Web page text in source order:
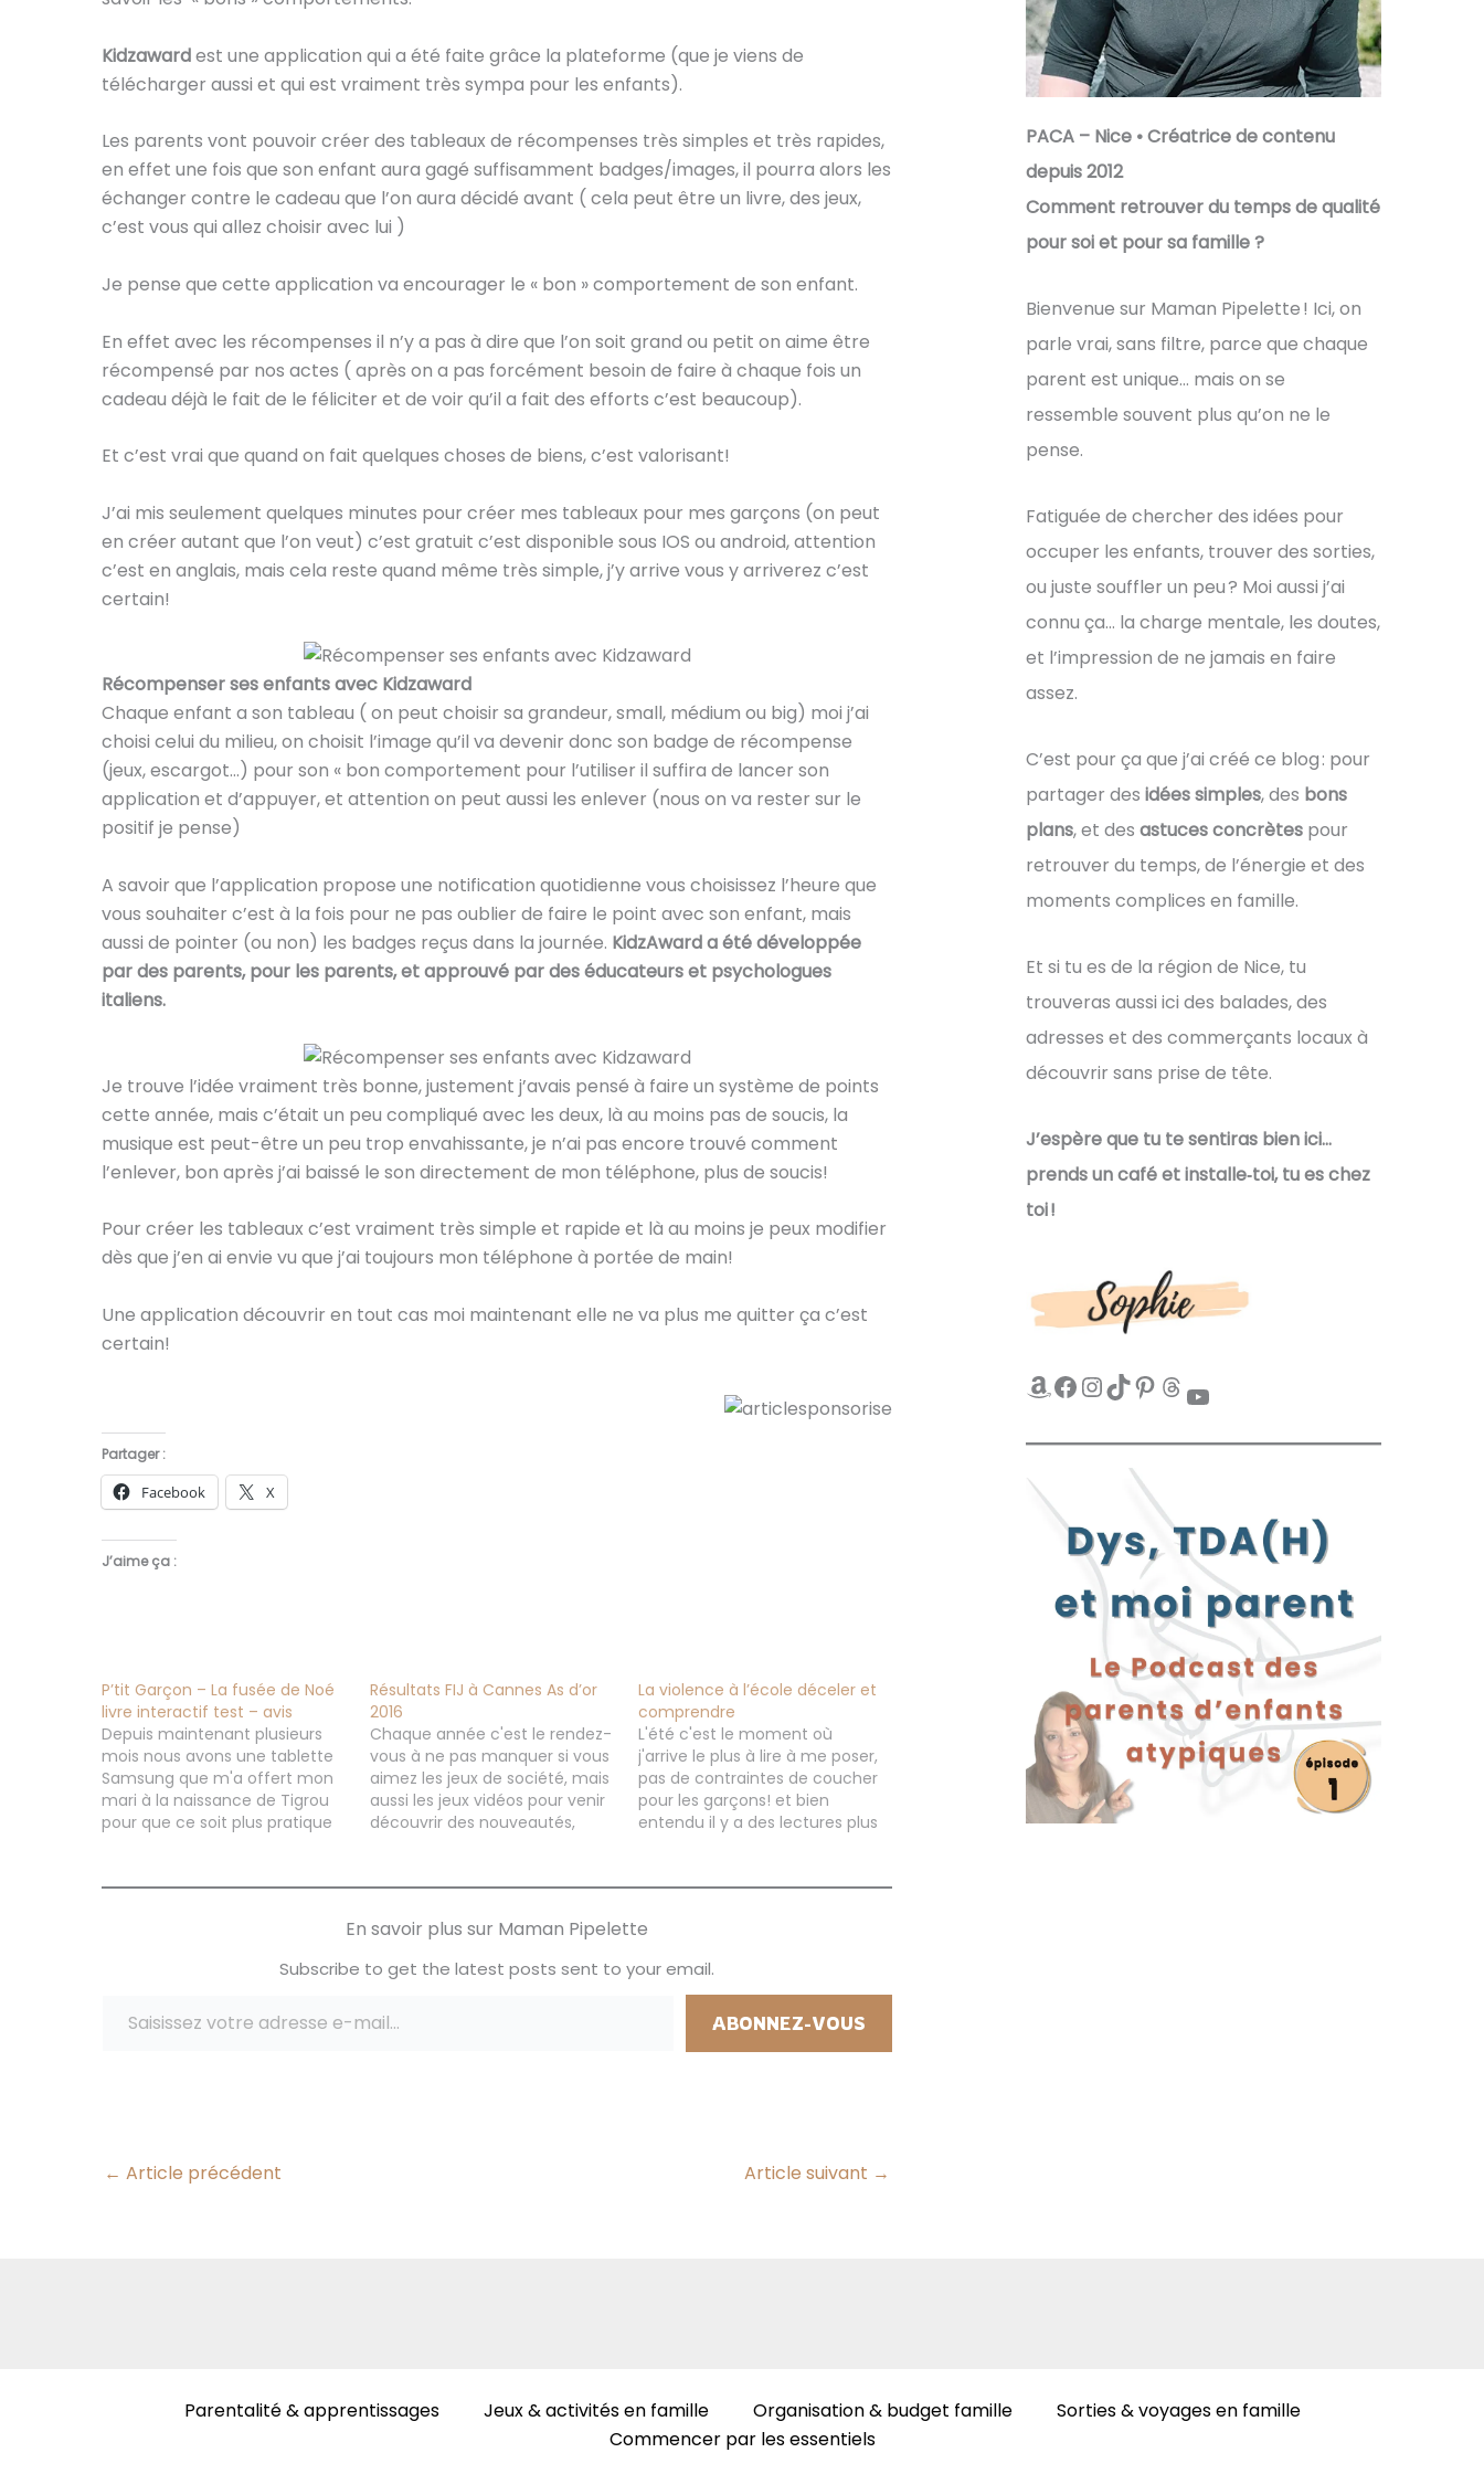
Kidzawardest une application qui a été faite grâce la plateforme (que je viens de
télécharger aussi et qui est vraiment très sympa pour les enfants).
Les parents vont pouvoir créer des tableaux de récompenses très simples et très rapides,
en effet une fois que son enfant aura gagé suffisamment badges/images, il pourra alors les
échanger contre le cadeau que l’on aura décidé avant ( cela peut être un livre, des jeux,
c’est vous qui allez choisir avec lui )
Je pense que cette application va encourager le « bon » comportement de son enfant.
En effet avec les récompenses il n’y a pas à dire que l’on soit grand ou petit on aime être
récompensé par nos actes ( après on a pas forcément besoin de faire à chaque fois un
cadeau déjà le fait de le féliciter et de voir qu’il a fait des efforts c’est beaucoup).
Et c’est vrai que quand on fait quelques choses de biens, c’est valorisant!
J’ai mis seulement quelques minutes pour créer mes tableaux pour mes garçons (on peut
en créer autant que l’on veut) c’est gratuit c’est disponible sous IOS ou android, attention
c’est en anglais, mais cela reste quand même très simple, j’y arrive vous y arriverez c’est
certain!
Récompenser ses enfants avec Kidzaward
Chaque enfant a son tableau ( on peut choisir sa grandeur, small, médium ou big) moi j’ai
choisi celui du milieu, on choisit l’image qu’il va devenir donc son badge de récompense
(jeux, escargot…) pour son « bon comportement pour l’utiliser il suffira de lancer son
application et d’appuyer, et attention on peut aussi les enlever (nous on va rester sur le
positif je pense)
A savoir que l’application propose une notification quotidienne vous choisissez l’heure que
vous souhaiter c’est à la fois pour ne pas oublier de faire le point avec son enfant, mais
aussi de pointer (ou non) les badges reçus dans la journée. KidzAward a été développée
par des parents, pour les parents, et approuvé par des éducateurs et psychologues
italiens.
Je trouve l’idée vraiment très bonne, justement j’avais pensé à faire un système de points
cette année, mais c’était un peu compliqué avec les deux, là au moins pas de soucis, la
musique est peut-être un peu trop envahissante, je n’ai pas encore trouvé comment
l’enlever, bon après j’ai baissé le son directement de mon téléphone, plus de soucis!
Pour créer les tableaux c’est vraiment très simple et rapide et là au moins je peux modifier
dès que j’en ai envie vu que j’ai toujours mon téléphone à portée de main!
Une application découvrir en tout cas moi maintenant elle ne va plus me quitter ça c’est
certain!
Partager :
Facebook X
J’aime ça :
P’tit Garçon – La fusée de Noé
livre interactif test – avis
Depuis maintenant plusieurs
mois nous avons une tablette
Samsung que m'a offert mon
mari à la naissance de Tigrou
pour que ce soit plus pratique
cette tablette je l'a partage
Résultats FIJ à Cannes As d’or
2016
Chaque année c'est le rendez-
vous à ne pas manquer si vous
aimez les jeux de société, mais
aussi les jeux vidéos pour venir
découvrir des nouveautés,
dernière ou qui vont sortir dans
présentait…
La violence à l’école déceler et
comprendre
L'été c'est le moment où
j'arrive le plus à lire à me poser,
pas de contraintes de coucher
pour les garçons! et bien
entendu il y a des lectures plus
touchée et je pense qu'il est à
En savoir plus sur Maman Pipelette
Subscribe to get the latest posts sent to your email.
ABONNEZ-VOUS
← Article précédent Article suivant →
PACA – Nice • Créatrice de contenu
depuis 2012
Comment retrouver du temps de qualité
pour soi et pour sa famille ?
Bienvenue sur Maman Pipelette ! Ici, on
parle vrai, sans filtre, parce que chaque
parent est unique… mais on se
ressemble souvent plus qu’on ne le
pense.
Fatiguée de chercher des idées pour
occuper les enfants, trouver des sorties,
ou juste souffler un peu ? Moi aussi j’ai
connu ça… la charge mentale, les doutes,
et l’impression de ne jamais en faire
assez.
C’est pour ça que j’ai créé ce blog : pour
partager desidées simples, des bons
plans, et desastuces concrètes pour
retrouver du temps, de l’énergie et des
moments complices en famille.
Et si tu es de la région de Nice, tu
trouveras aussi ici des balades, des
adresses et des commerçants locaux à
découvrir sans prise de tête.
J’espère que tu te sentiras bien ici…
prends un café et installe‑toi, tu es chez
toi !
Amazon Facebook InstagramTikTok Pinterest Threads YouTube
Parentalité & apprentissages Jeux & activités en famille Organisation & budget famille
Sorties & voyages en famille
Commencer par les essentiels